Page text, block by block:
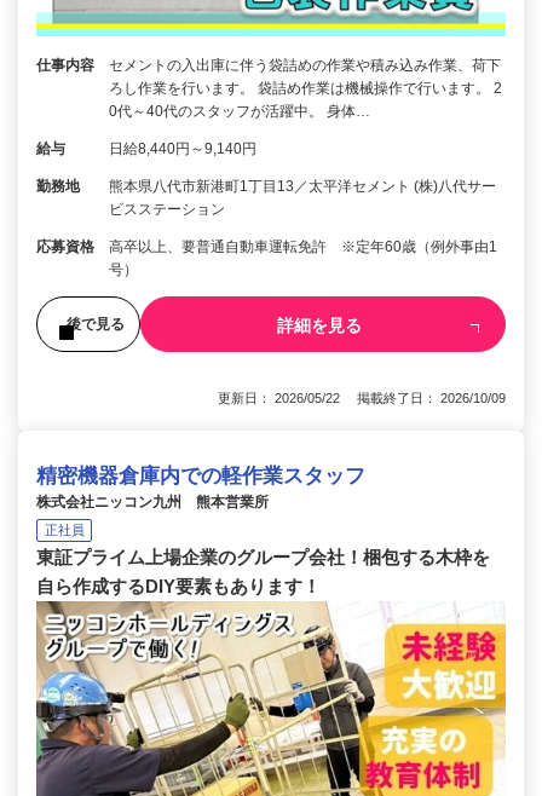
仕事内容
セメントの入出庫に伴う袋詰めの作業や積み込み作業、荷下
ろし作業を行います。 袋詰め作業は機械操作で行います。 2
0代～40代のスタッフが活躍中。 身体…
給与 日給8,440円～9,140円
勤務地
熊本県八代市新港町1丁目13／太平洋セメント (株)八代サー
ビスステーション
応募資格
高卒以上、要普通自動車運転免許 ※定年60歳（例外事由1
号）
後で見る 詳細を見る
更新日： 2026/05/22 掲載終了日： 2026/10/09
精密機器倉庫内での軽作業スタッフ
株式会社ニッコン九州 熊本営業所
正社員
東証プライム上場企業のグループ会社！梱包する木枠を
自ら作成するDIY要素もあります！